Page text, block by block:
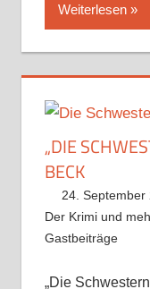
Weiterlesen
„DIE
BECK
24. September
Der Krimi und
Gastbeiträge
„Die